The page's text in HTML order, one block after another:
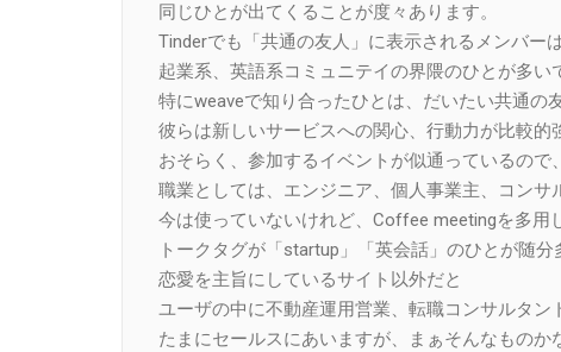
同じひとが出てくることが度々あります。
Tinderでも「共通の友人」に表示されるメンバー
起業系、英語系コミュニテイの界隈のひとが多い
特にweaveで知り合ったひとは、だいたい共通の
彼らは新しいサービスへの関心、行動力が比較的
おそらく、参加するイベントが似通っているので
職業としては、エンジニア、個人事業主、コンサ
今は使っていないけれど、Coffee meetingを多用
トークタグが「startup」「英会話」のひとが随分
恋愛を主旨にしているサイト以外だと
ユーザの中に不動産運用営業、転職コンサルタン
たまにセールスにあいますが、まぁそんなものか